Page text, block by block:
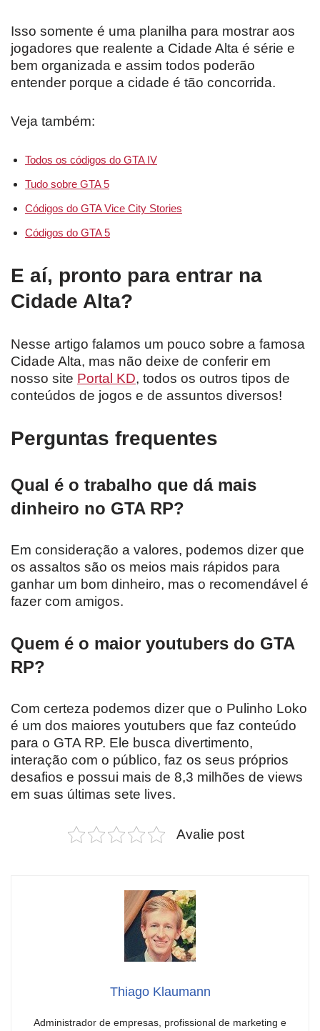
Isso somente é uma planilha para mostrar aos
jogadores que realente a Cidade Alta é série e
bem organizada e assim todos poderão
entender porque a cidade é tão concorrida.
Veja também:
Todos os códigos do GTA IV
Tudo sobre GTA 5
Códigos do GTA Vice City Stories
Códigos do GTA 5
E aí, pronto para entrar na
Cidade Alta?
Nesse artigo falamos um pouco sobre a famosa
Cidade Alta, mas não deixe de conferir em
nosso site Portal KD, todos os outros tipos de
conteúdos de jogos e de assuntos diversos!
Perguntas frequentes
Qual é o trabalho que dá mais
dinheiro no GTA RP?
Em consideração a valores, podemos dizer que
os assaltos são os meios mais rápidos para
ganhar um bom dinheiro, mas o recomendável é
fazer com amigos.
Quem é o maior youtubers do GTA
RP?
Com certeza podemos dizer que o Pulinho Loko
é um dos maiores youtubers que faz conteúdo
para o GTA RP. Ele busca divertimento,
interação com o público, faz os seus próprios
desafios e possui mais de 8,3 milhões de views
em suas últimas sete lives.
Avalie post
Thiago Klaumann
Administrador de empresas, profissional de marketing e